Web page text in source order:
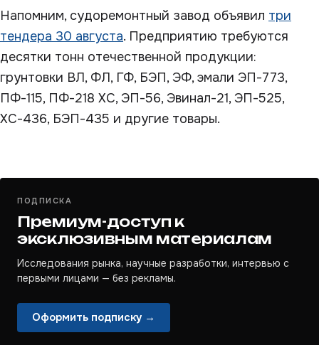
Напомним, судоремонтный завод объявил три
тендера 30 августа. Предприятию требуются
десятки тонн отечественной продукции:
грунтовки ВЛ, ФЛ, ГФ, БЭП, ЭФ, эмали ЭП-773,
ПФ-115, ПФ-218 ХС, ЭП-56, Эвинал-21, ЭП-525,
ХС-436, БЭП-435 и другие товары.
ПОДПИСКА
Премиум-доступ к
эксклюзивным материалам
Исследования рынка, научные разработки, интервью с
первыми лицами — без рекламы.
Оформить подписку →